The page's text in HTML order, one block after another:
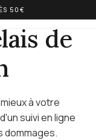
50€
de
à votre
suivi en ligne
dommages.